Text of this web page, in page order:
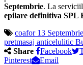
Septembrie. La
epilare definitiva SPL
coafor 13 Septembrie
pretmasaj anticelulitic
Share
Facebook
Pinterest
Email